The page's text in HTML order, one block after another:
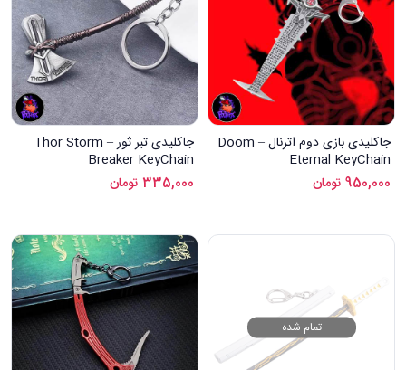
جاکلیدی بازی دوم اترنال – Doom
Eternal KeyChain
950,000 تومان
جاکلیدی تبر ثور – Thor Storm
Breaker KeyChain
335,000 تومان
تمام شده